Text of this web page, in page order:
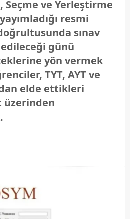
Seçme ve Yerleştirme
resmi
sınav
günü
yön vermek
TYT, AYT ve
elde ettikleri
üzerinden